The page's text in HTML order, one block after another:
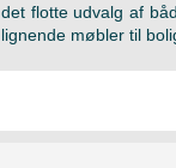
det flotte udvalg af
lignende møbler til